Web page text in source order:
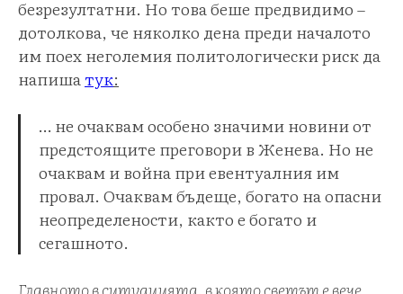
безрезултатни. Но това беше предвидимо –
дотолкова, че няколко дена преди началото
им поех неголемия политологически риск да
напишатук:
… не очаквам особено значими новини от
предстоящите преговори в Женева. Но не
очаквам и война при евентуалния им
провал. Очаквам бъдеще, богато на опасни
неопределености, както е богато и
сегашното.
Главното в ситуацията, в която светът е вече